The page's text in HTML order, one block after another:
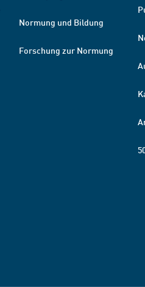
Normung und Bildung
Forschung zur Normung